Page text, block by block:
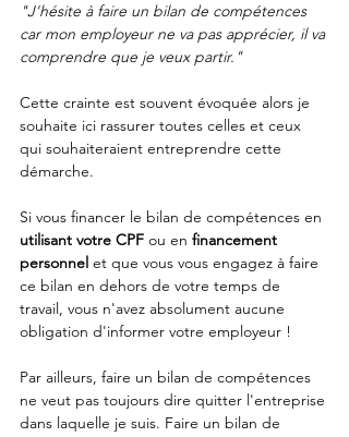
"J'hésite à faire un bilan de compétences
car mon employeur ne va pas apprécier, il va
comprendre que je veux partir."
Cette crainte est souvent évoquée alors je
souhaite ici rassurer toutes celles et ceux
qui souhaiteraient entreprendre cette
démarche.
Si vous financer le bilan de compétences en
utilisant votre CPF ou en financement
personnel et que vous vous engagez à faire
ce bilan en dehors de votre temps de
travail, vous n'avez absolument aucune
obligation d'informer votre employeur !
Par ailleurs, faire un bilan de compétences
ne veut pas toujours dire quitter l'entreprise
dans laquelle je suis. Faire un bilan de